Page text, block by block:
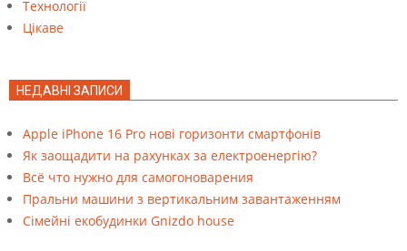
Технології
Цікаве
НЕДАВНІ ЗАПИСИ
Apple iPhone 16 Pro нові горизонти смартфонів
Як заощадити на рахунках за електроенергію?
Всё что нужно для самогоноварения
Пральни машини з вертикальним завантаженням
Cімейні екобудинки Gnizdo house